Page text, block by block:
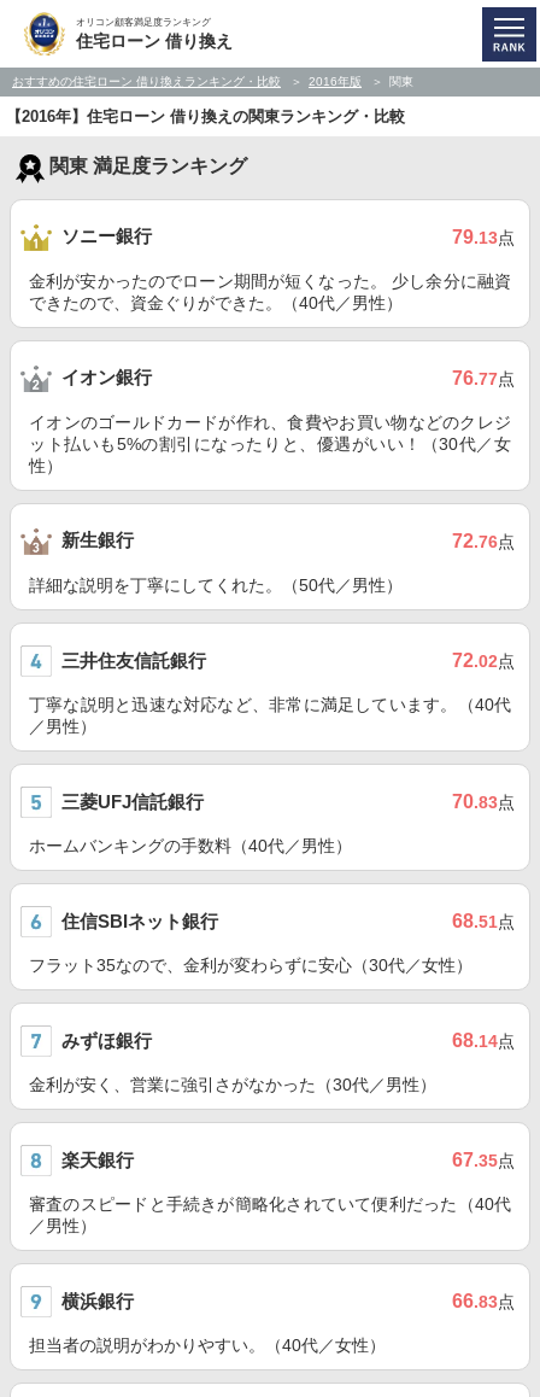
オリコン顧客満足度ランキング
住宅ローン 借り換え
おすすめの住宅ローン 借り換えランキング・比較 2016年版 関東
【2016年】住宅ローン 借り換えの関東ランキング・比較
関東 満足度ランキング
ソニー銀行 79.13点
金利が安かったのでローン期間が短くなった。 少し余分に融資
できたので、資金ぐりができた。（40代／男性）
イオン銀行 76.77点
イオンのゴールドカードが作れ、食費やお買い物などのクレジ
ット払いも5%の割引になったりと、優遇がいい！（30代／女
性）
新生銀行 72.76点
詳細な説明を丁寧にしてくれた。（50代／男性）
三井住友信託銀行 72.02点
丁寧な説明と迅速な対応など、非常に満足しています。（40代
／男性）
三菱UFJ信託銀行 70.83点
ホームバンキングの手数料（40代／男性）
住信SBIネット銀行 68.51点
フラット35なので、金利が変わらずに安心（30代／女性）
みずほ銀行 68.14点
金利が安く、営業に強引さがなかった（30代／男性）
楽天銀行 67.35点
審査のスピードと手続きが簡略化されていて便利だった（40代
／男性）
横浜銀行 66.83点
担当者の説明がわかりやすい。（40代／女性）